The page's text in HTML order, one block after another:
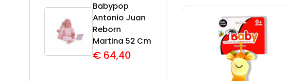
Babypop
Antonio Juan
Reborn
Martina 52 Cm
€ 64,40
Barbie
52,36